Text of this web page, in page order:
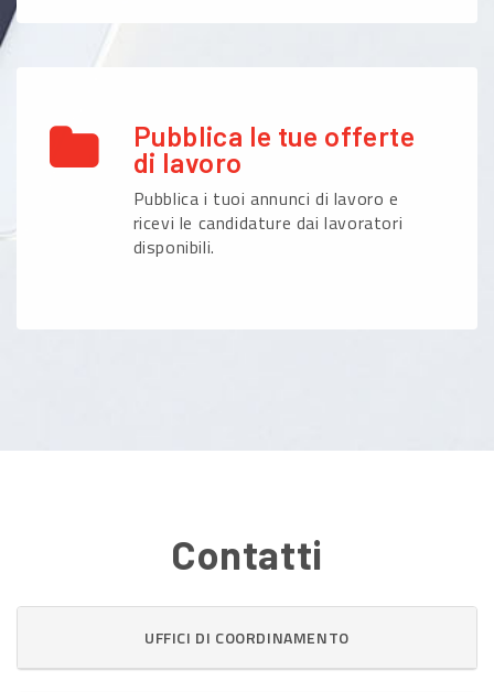
Pubblica le tue offerte
di lavoro
Pubblica i tuoi annunci di lavoro e
ricevi le candidature dai lavoratori
disponibili.
Contatti
UFFICI DI COORDINAMENTO